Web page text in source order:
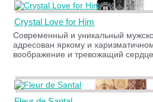
Crystal Love for Him
Современный и уникальный
адресован яркому и
воображение и тревожащий сердце.